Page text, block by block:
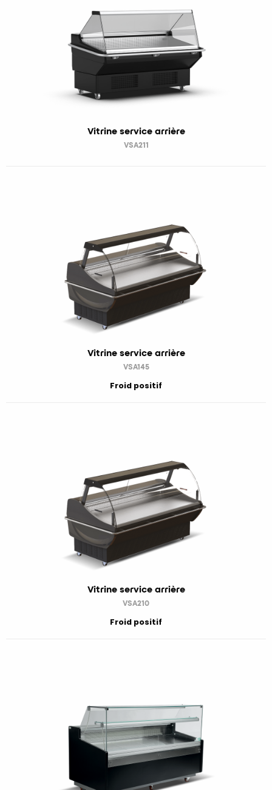
Vitrine service arrière
VSA211
Vitrine service arrière
VSA145
Froid positif
Vitrine service arrière
VSA210
Froid positif